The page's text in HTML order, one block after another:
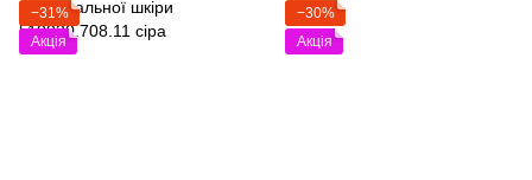
−31%
Акція
−30%
Акція